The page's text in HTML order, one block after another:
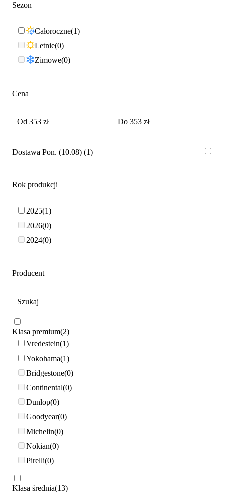
Sezon
Całoroczne 1
Letnie 0
Zimowe 0
Cena
Dostawa Pon. (10.08) 1
Rok produkcji
2025 1
2026 0
2024 0
Producent
Klasa premium 2
Vredestein 1
Yokohama 1
Bridgestone 0
Continental 0
Dunlop 0
Goodyear 0
Michelin 0
Nokian 0
Pirelli 0
Klasa średnia 13